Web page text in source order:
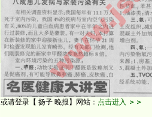
或请登录【 扬子 晚报】网站： 点击进入 ＞＞